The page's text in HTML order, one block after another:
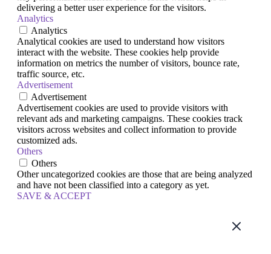
delivering a better user experience for the visitors.
Analytics
Analytics
Analytical cookies are used to understand how visitors
interact with the website. These cookies help provide
information on metrics the number of visitors, bounce rate,
traffic source, etc.
Advertisement
Advertisement
Advertisement cookies are used to provide visitors with
relevant ads and marketing campaigns. These cookies track
visitors across websites and collect information to provide
customized ads.
Others
Others
Other uncategorized cookies are those that are being analyzed
and have not been classified into a category as yet.
SAVE & ACCEPT